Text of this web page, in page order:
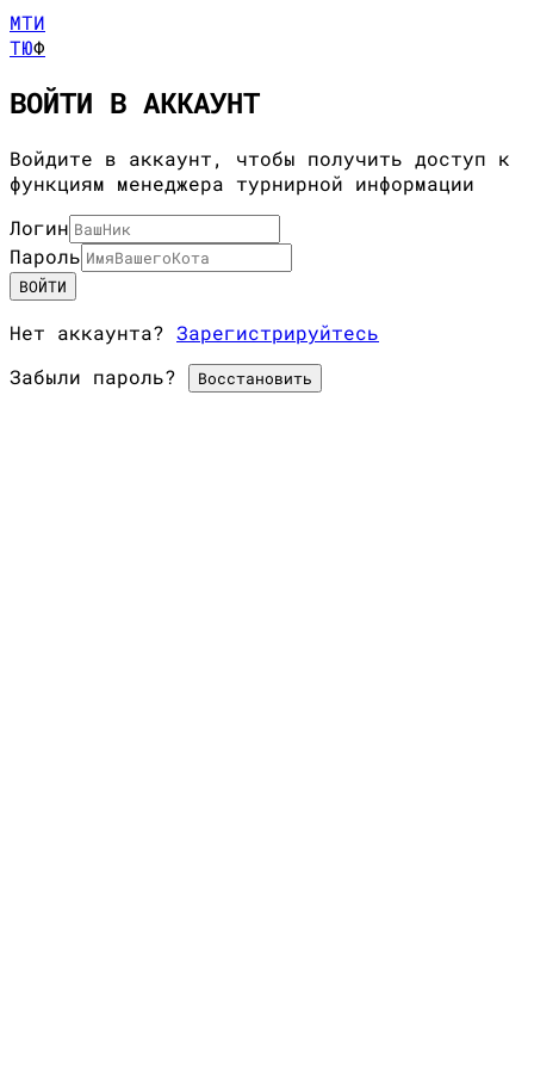
МТИ
ТЮФ
ВОЙТИ В АККАУНТ
Войдите в аккаунт, чтобы получить доступ к
функциям менеджера турнирной информации
Логин
Пароль
ВОЙТИ
Нет аккаунта? Зарегистрируйтесь
Забыли пароль?
Восстановить